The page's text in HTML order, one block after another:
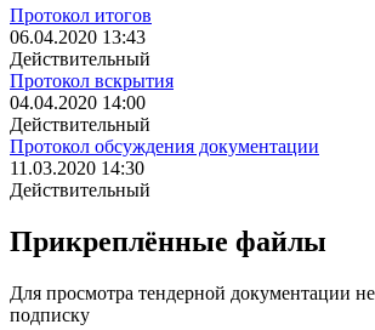
Протокол итогов
06.04.2020 13:43
Действительный
Протокол вскрытия
04.04.2020 14:00
Действительный
Протокол обсуждения документации
11.03.2020 14:30
Действительный
Прикреплённые файлы
Для просмотра тендерной документации
подписку